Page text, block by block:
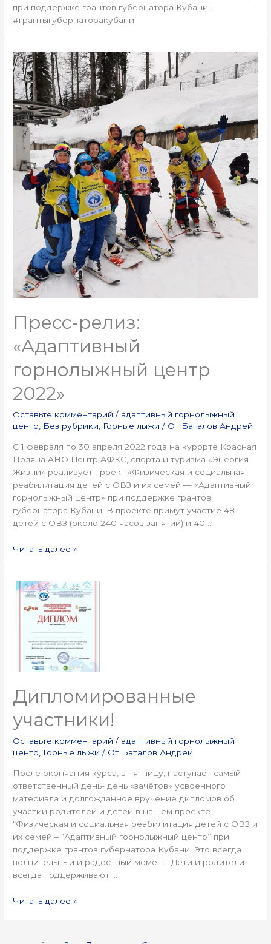
при поддержке грантов губернатора Кубани!
#грантыгубернаторакубани
Пресс-релиз:
«Адаптивный
горнолыжный центр
2022»
Оставьте комментарий / адаптивный горнолыжный
центр
Без рубрики Горные лыжи / От Баталов Андрей
С 1 февраля по 30 апреля 2022 года на курорте Красная
Поляна АНО Центр АФКС, спорта и туризма «Энергия
Жизни» реализует проект «Физическая и социальная
реабилитация детей с ОВЗ и их семей — «Адаптивный
горнолыжный центр» при поддержке грантов
губернатора Кубани. В проекте примут участие 48
детей с ОВЗ (около 240 часов занятий) и 40 …
Пресс-
релиз:
«Адаптивный
горнолыжный
центр
2022»
Читать далее »
Дипломированные
участники!
Оставьте комментарий / адаптивный горнолыжный
центр, Горные лыжи / От Баталов Андрей
После окончания курса, в пятницу, наступает самый
ответственный день- день «зачётов» усвоенного
материала и долгожданное вручение дипломов об
участии родителей и детей в нашем проекте
“Физическая и социальная реабилитация детей с ОВЗ и
их семей – “Адаптивный горнолыжный центр” при
поддержке грантов губернатора Кубани! Это всегда
волнительный и радостный момент! Дети и родители
всегда поддерживают …
Дипломированные
участники!
Читать далее »